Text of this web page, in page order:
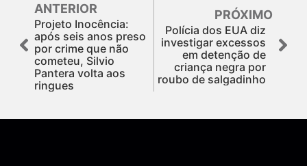
ANTERIOR
Projeto Inocência:
após seis anos preso
por crime que não
cometeu, Silvio
Pantera volta aos
ringues
PRÓXIMO
Polícia dos EUA diz
investigar excessos
em detenção de
criança negra por
roubo de salgadinho